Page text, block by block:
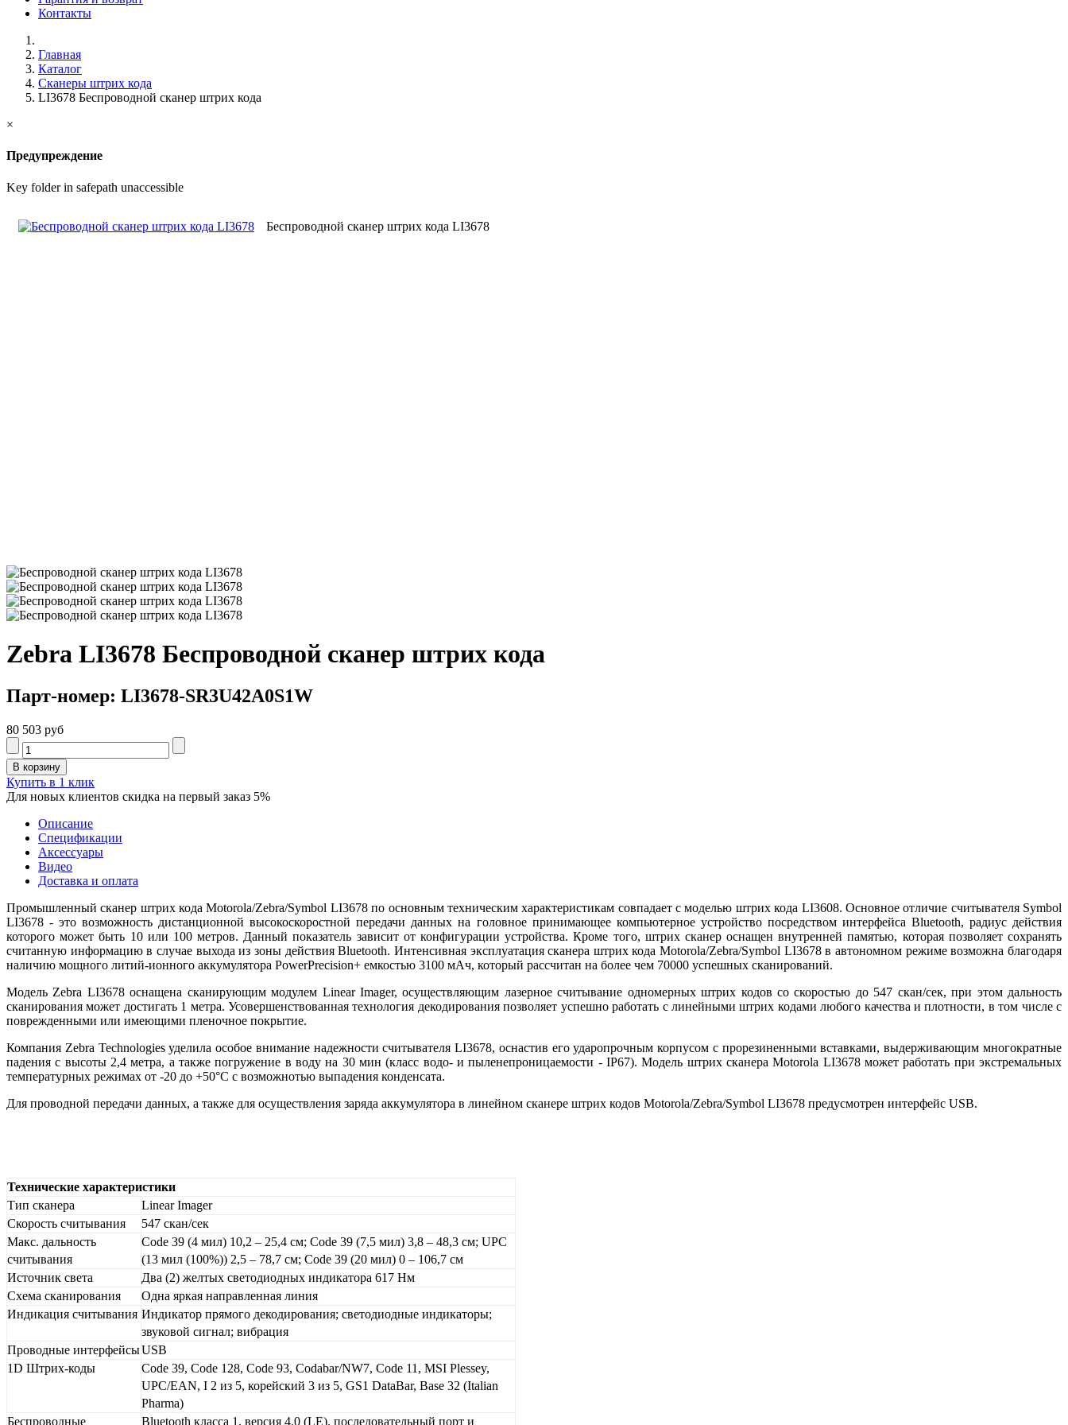
Контакты
Главная
Каталог
Сканеры штрих кода
LI3678 Беспроводной сканер штрих кода
×
Предупреждение
Key folder in safepath unaccessible
Беспроводной сканер штрих кода LI3678
Zebra LI3678 Беспроводной сканер штрих кода
Парт-номер: LI3678-SR3U42A0S1W
80 503 руб
Купить в 1 клик
Для новых клиентов скидка на первый заказ 5%
Описание
Спецификации
Аксессуары
Видео
Доставка и оплата
Промышленный сканер штрих кодаMotorola/Zebra/Symbol LI3678 по основным техническим характеристикам совпадает с моделью штрих кода LI3608. Основное отличие считывателя Symbol
LI3678 - это возможность дистанционной высокоскоростной передачи данных на головное принимающее компьютерное устройство посредством интерфейса Bluetooth, радиус действия
которого может быть 10 или 100 метров. Данный показатель зависит от конфигурации устройства. Кроме того, штрих сканер оснащен внутренней памятью, которая позволяет сохранять
считанную информацию в случае выхода из зоны действияBluetooth. Интенсивная эксплуатация сканера штрих кодаMotorola/Zebra/Symbol LI3678 в автономном режиме возможна благодаря
наличию мощного литий-ионного аккумулятора PowerPrecision+ емкостью 3100 мАч, который рассчитан на более чем 70000 успешных сканирований.
Модель Zebra LI3678 оснащена сканирующим модулем Linear Imager, осуществляющим лазерное считывание одномерных штрих кодов со скоростью до 547 скан/сек, при этом дальность
сканирования может достигать 1 метра. Усовершенствованная технология декодирования позволяет успешно работать с линейными штрих кодами любого качества и плотности, в том числе с
поврежденными или имеющими пленочное покрытие.
Компания Zebra Technologies уделила особое внимание надежности считывателяLI3678, оснастив его ударопрочным корпусом с прорезиненными вставками, выдерживающим многократные
падения с высоты 2,4 метра, а также погружение в воду на 30 мин (класс водо- и пыленепроницаемости - IP67). Модель штрих сканераMotorola LI3678 может работать при экстремальных
температурных режимах от -20 до +50°C с возможнотью выпадения конденсата.
Для проводной передачи данных, а также для осуществления заряда аккумулятора в линейном сканере штрих кодов Motorola/Zebra/Symbol LI3678 предусмотрен интерфейс USB.
Технические характеристики
Тип сканера
Linear Imager
Скорость считывания
547 скан/сек
Макс. дальность
считывания
Code 39 (4 мил) 10,2 – 25,4 см; Code 39 (7,5 мил) 3,8 – 48,3 см; UPC
(13 мил (100%)) 2,5 – 78,7 см; Code 39 (20 мил) 0 – 106,7 см
Источник света
Два (2) желтых светодиодных индикатора 617 Нм
Схема сканирования
Одна яркая направленная линия
Индикация считывания Индикатор прямого декодирования; светодиодные индикаторы;
звуковой сигнал; вибрация
Проводные интерфейсыUSB
1D Штрих-коды
Code 39, Code 128, Code 93, Codabar/NW7, Code 11, MSI Plessey,
UPC/EAN, I 2 из 5, корейский 3 из 5, GS1 DataBar, Base 32 (Italian
Pharma)
Беспроводные
Bluetooth класса 1, версия 4.0 (LE), последовательный порт и